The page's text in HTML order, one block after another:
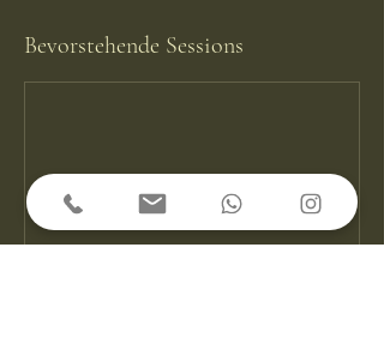
Bevorstehende Sessions